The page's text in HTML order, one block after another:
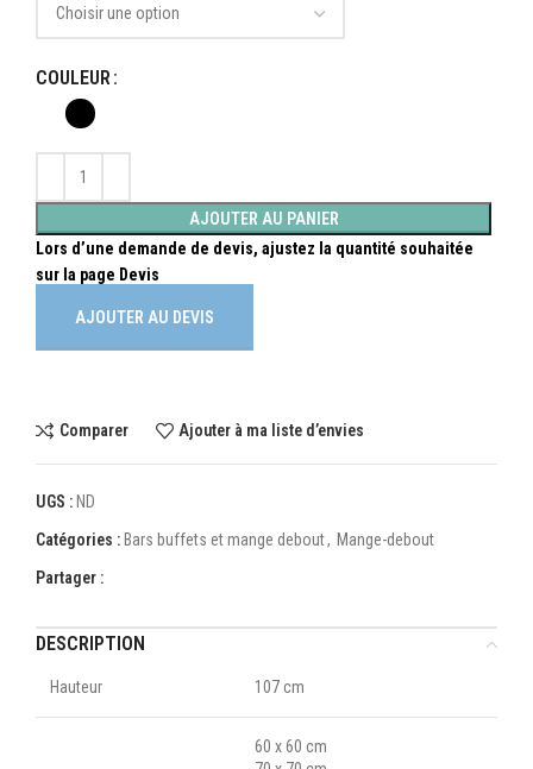
COULEUR
AJOUTER AU PANIER
AJOUTER AU DEVIS
Comparer Ajouter à ma liste d’envies
UGS : ND
Catégories : Bars buffets et mange debout, Mange-debout
Partager :
DESCRIPTION
Hauteur 107 cm
60 x 60 cm